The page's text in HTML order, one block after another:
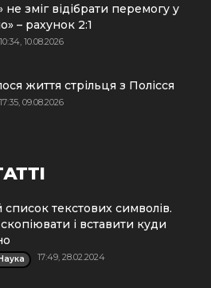
не зміг відібрати перемогу у
– рахунок 2:1
10:34, 10.08.2026
життя стрільця з Полісся
17:35, 09.08.2026
текстових символів.
і вставити куди
17:49, 28.02.2024